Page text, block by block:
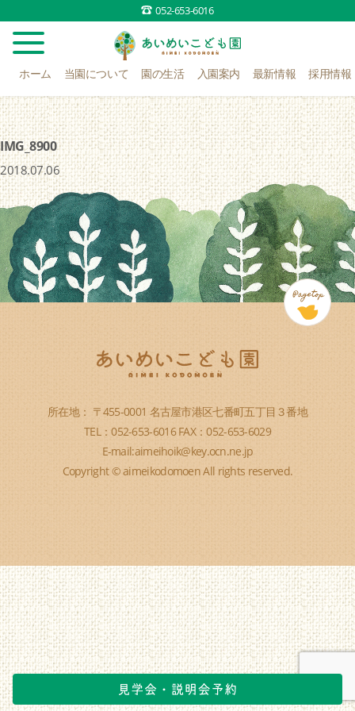
052-653-6016
ホーム 当園について 園の生活 入園案内 最新情報 採用情報
IMG_8900
2018.07.06
所在地： 〒455-0001 名古屋市港区七番町五丁目３番地
TEL：052-653-6016 FAX：052-653-6029
E-mail:aimeihoik@key.ocn.ne.jp
Copyright © aimeikodomoen All rights reserved.